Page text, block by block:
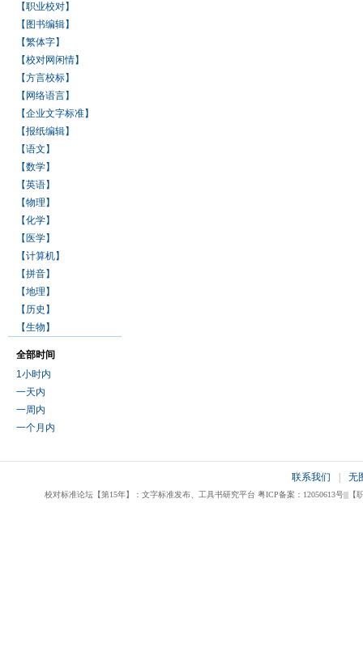
【职业校对】
【图书编辑】
【繁体字】
【校对网闲情】
【方言校标】
【网络语言】
【企业文字标准】
【报纸编辑】
【语文】
【数学】
【英语】
【物理】
【化学】
【医学】
【计算机】
【拼音】
【地理】
【历史】
【生物】
全部时间
1小时内
一天内
一周内
一个月内
联系我们 无
校对标准论坛【第15年】：文字标准发布、工具书研究平台 粤ICP备案：12050613号|||【